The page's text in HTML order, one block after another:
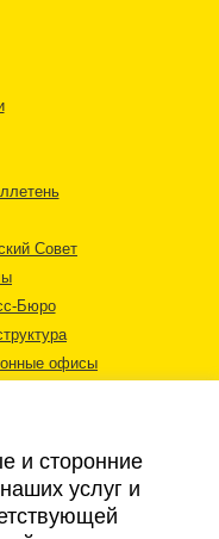
Совет
Бюро
офисы
и сторонние
услуг и